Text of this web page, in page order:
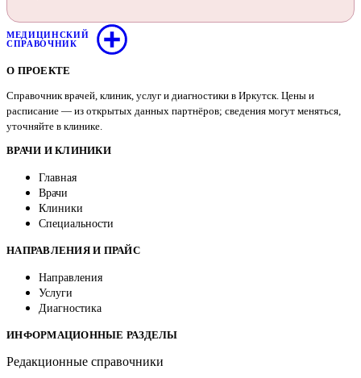
МЕДИЦИНСКИЙ
СПРАВОЧНИК
О ПРОЕКТЕ
Справочник врачей, клиник, услуг и диагностики в Иркутск. Цены и
расписание — из открытых данных партнёров; сведения могут меняться,
уточняйте в клинике.
ВРАЧИ И КЛИНИКИ
Главная
Врачи
Клиники
Специальности
НАПРАВЛЕНИЯ И ПРАЙС
Направления
Услуги
Диагностика
ИНФОРМАЦИОННЫЕ РАЗДЕЛЫ
Редакционные справочники